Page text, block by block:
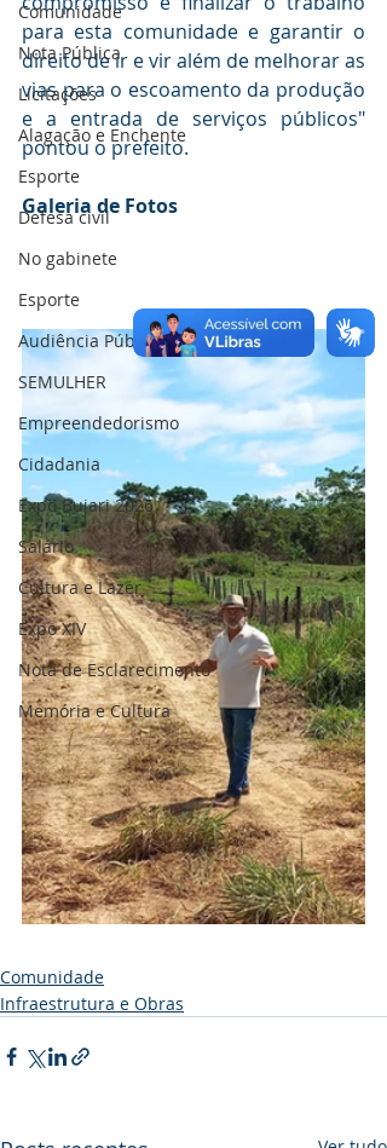
Comunidade
Nota Pública
Licitações
Alagação e Enchente
Esporte
Defesa civil
No gabinete
Esporte
Audiência Pública
SEMULHER
Empreendedorismo
Cidadania
Expo Bujari 2026
Salário
Cultura e Lazer
Expo XIV
Nota de Esclarecimento
Memória e Cultura
para esta comunidade e garantir o
direito de ir e vir além de melhorar as
vias para o escoamento da produção
e a entrada de serviços públicos"
pontou o prefeito.
Galeria de Fotos
Comunidade
Infraestrutura e Obras